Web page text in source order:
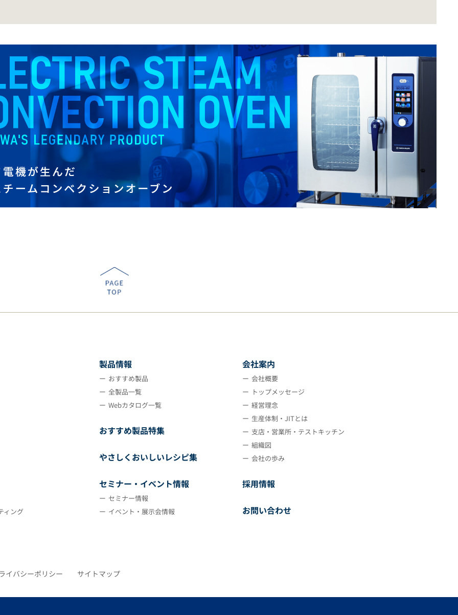
ィング
製品情報
おすすめ製品
全製品一覧
Webカタログ一覧
おすすめ製品特集
やさしくおいしいレシピ集
セミナー・イベント情報
セミナー情報
イベント・展示会情報
会社案内
会社概要
トップメッセージ
経営理念
生産体制・JITとは
支店・営業所・テストキッチン
組織図
会社の歩み
採用情報
お問い合わせ
イバシーポリシー サイトマップ